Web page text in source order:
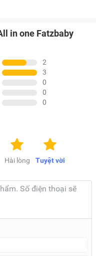
in one Fatzbaby
2
3
0
0
0
Tuyệt vời
Hài lòng